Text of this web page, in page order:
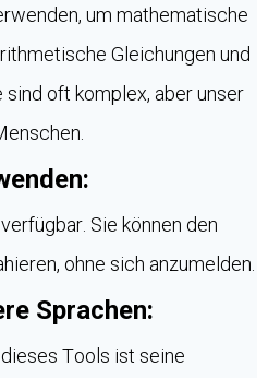
um mathematische
Gleichungen und
oft komplex, aber unser
Sie können den
ohne sich anzumelden.
Sprachen:
Tools ist seine